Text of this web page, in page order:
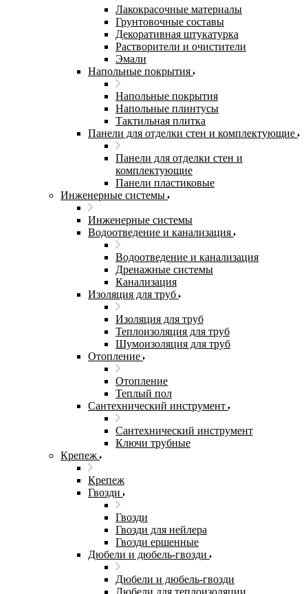
Лакокрасочные материалы
Грунтовочные составы
Декоративная штукатурка
Растворители и очистители
Эмали
Напольные покрытия
Напольные покрытия
Напольные плинтусы
Тактильная плитка
Панели для отделки стен и комплектующие
Панели для отделки стен и
комплектующие
Панели пластиковые
Инженерные системы
Инженерные системы
Водоотведение и канализация
Водоотведение и канализация
Дренажные системы
Канализация
Изоляция для труб
Изоляция для труб
Теплоизоляция для труб
Шумоизоляция для труб
Отопление
Отопление
Теплый пол
Сантехнический инструмент
Сантехнический инструмент
Ключи трубные
Крепеж
Крепеж
Гвозди
Гвозди
Гвозди для нейлера
Гвозди ершенные
Дюбели и дюбель-гвозди
Дюбели и дюбель-гвозди
Дюбели для теплоизоляции